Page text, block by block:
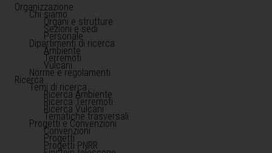
Organizzazione
Chi siamo
Organi e strutture
Sezioni e sedi
Personale
Dipartimenti di ricerca
Ambiente
Terremoti
Vulcani
Norme e regolamenti
Ricerca
Temi di ricerca
Ricerca Ambiente
Ricerca Terremoti
Ricerca Vulcani
Tematiche trasversali
Progetti e Convenzioni
Convenzioni
Progetti
Progetti PNRR